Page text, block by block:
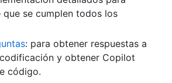
que se cumplen todos los
: para obtener respuestas a
y obtener Copilot
código.